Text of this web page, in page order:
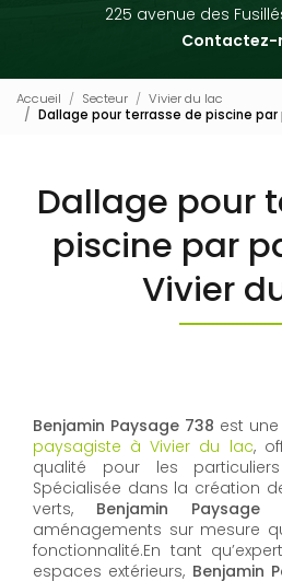
225 avenue des
Contactez-
Accueil Secteur
Vivier du lac
Dallage pour terrasse de piscine
Dallage pour
piscine par
Vivier
Benjamin Paysage 738 est
paysagiste à Vivier du lac,
qualité pour les
Spécialisée dans la création
verts, Benjamin Paysage
aménagements sur mesure
fonctionnalité.En tant
espaces extérieurs, Benjamin